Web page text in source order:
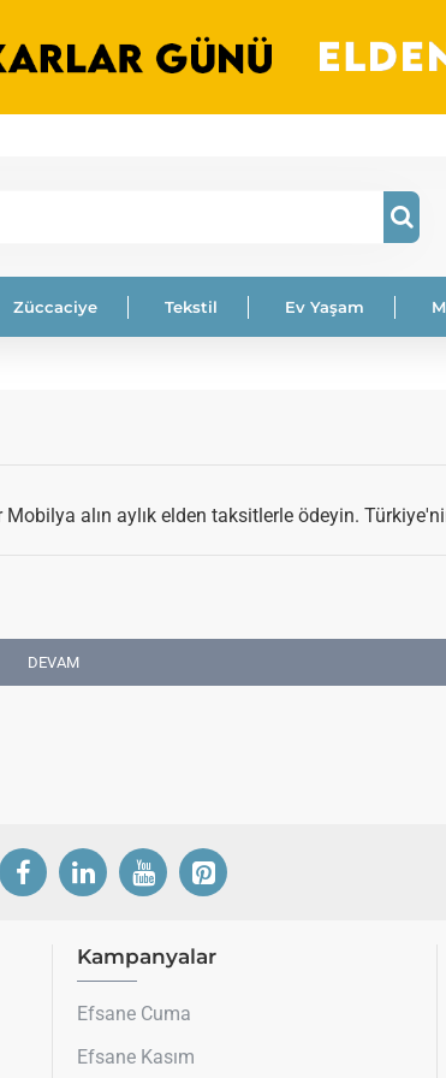
Züccaciye Tekstil Ev Yaşam
alın aylık elden taksitlerle ödeyin.
DEVAM
Kampanyalar
Efsane Cuma
Efsane Kasım